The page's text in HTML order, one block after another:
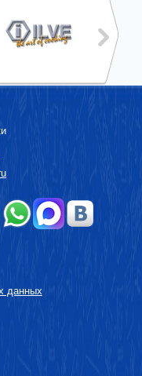
данных